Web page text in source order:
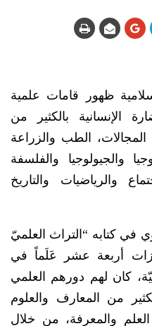
ظهور قامات علمية
الإنسانية بالكثير من
الطب والزراعة
والجيولوجيا والفلسفة
والرياضيات والتاريخ
في كتابه “التراث العلميّ
أربعة عشر عَلَماً في
كان لهم دورهم العلمي
من المعارف والعلوم
والمعرفة، من خلال